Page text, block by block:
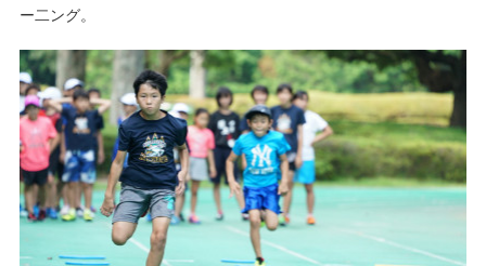
ー二ング。